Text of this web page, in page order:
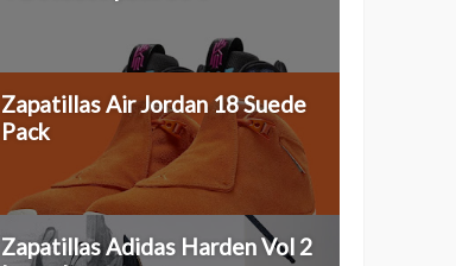
Zapatillas Air Jordan 18 Suede
Pack
Zapatillas Adidas Harden Vol 2